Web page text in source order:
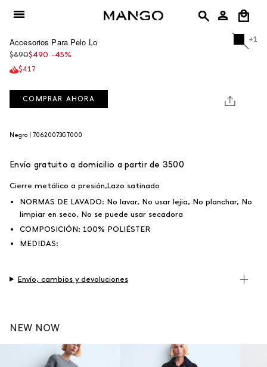
burdeos
negro
NEGRO
Accesorios Para Pelo Lo negro
+1
Precio
regular
$890$490 -45%
$417
COMPRAR AHORA
SKU: 70620073GT000
Negro | 70620073GT000
Envío gratuito a domicilio a partir de 3500
Cierre metálico a presión,Lazo satinado
NORMAS DE LAVADO: No lavar, No usar lejia, No planchar, No
limpiar en seco, No se puede usar secadora
COMPOSICIÓN: 100% POLIÉSTER
MEDIDAS:
Envío, cambios y devoluciones
NEW NOW